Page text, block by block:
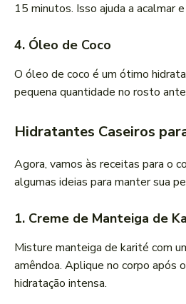
15 minutos. Isso ajuda a acalmar
4. Óleo de Coco
O óleo de coco é um ótimo
pequena quantidade no rosto
Hidratantes Caseiros
Agora, vamos às receitas para o
algumas ideias para manter sua
1. Creme de Manteiga de
Misture manteiga de karité com
amêndoa. Aplique no corpo após
hidratação intensa.